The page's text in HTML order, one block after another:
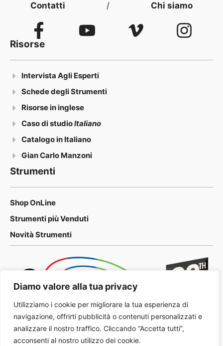
Diamo valore alla tua privacy
Utilizziamo i cookie per migliorare la tua esperienza di
navigazione, offrirti pubblicità o contenuti personalizzati e
analizzare il nostro traffico. Cliccando “Accetta tutti”,
acconsenti al nostro utilizzo dei cookie.
Contatti / Chi siamo
Risorse
Intervista Agli Esperti
Schede degli Strumenti
Risorse in inglese
Caso di studioItaliano
Catalogo in Italiano
Gian Carlo Manzoni
Strumenti
Shop OnLine
Strumenti più Venduti
Novità Strumenti